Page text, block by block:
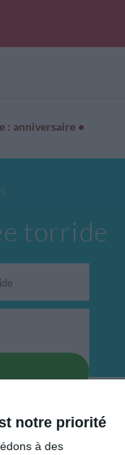
notre priorité
à des
: anniversaire •
torride